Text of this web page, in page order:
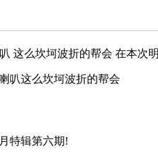
这么坎坷波折的帮会 在本次
叭这么坎坷波折的帮会
特辑第六期!